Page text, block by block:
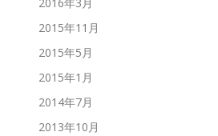
2015年11月
2015年5月
2015年1月
2014年7月
2013年10月